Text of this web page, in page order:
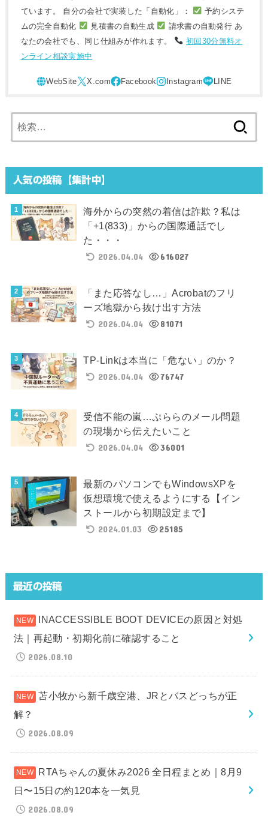
ています。 自分の会社で実装した「自動化」：
予約システ
ムの完全自動化
見積書の自動生成
請求書の自動発行 あ
なたの会社でも、同じ仕組みが作れます。
初回30分無料オ
ンライン相談実施中
索:
人気の投稿【集計中】
海外からの突然の着信は詐欺？私は
「+1(833)」からの国際通話でし
た・・・
2026.04.04
616027
「また応答なし…」Acrobatのフリ
ーズ地獄から抜け出す方法
2026.04.04
81071
TP-Linkは本当に「危ない」のか？
2026.04.04
76747
受信不能の嵐…ぷららのメール問題
の現場から伝えたいこと
2026.04.04
36001
最新のパソコンでもWindowsXPを
仮想環境で使えるようにする【イン
ストールから初期設定まで】
2024.01.03
25185
最近の投稿
INACCESSIBLE BOOT DEVICEの原因と対処
法｜再起動・初期化前に確認すること
2026.08.10
苫小牧から新千歳空港、JRとバスどっちが正
解？
2026.08.09
RTAちゃんの夏休み2026 全日程まとめ｜8月9
日〜15日の約120本を一気見
2026.08.09